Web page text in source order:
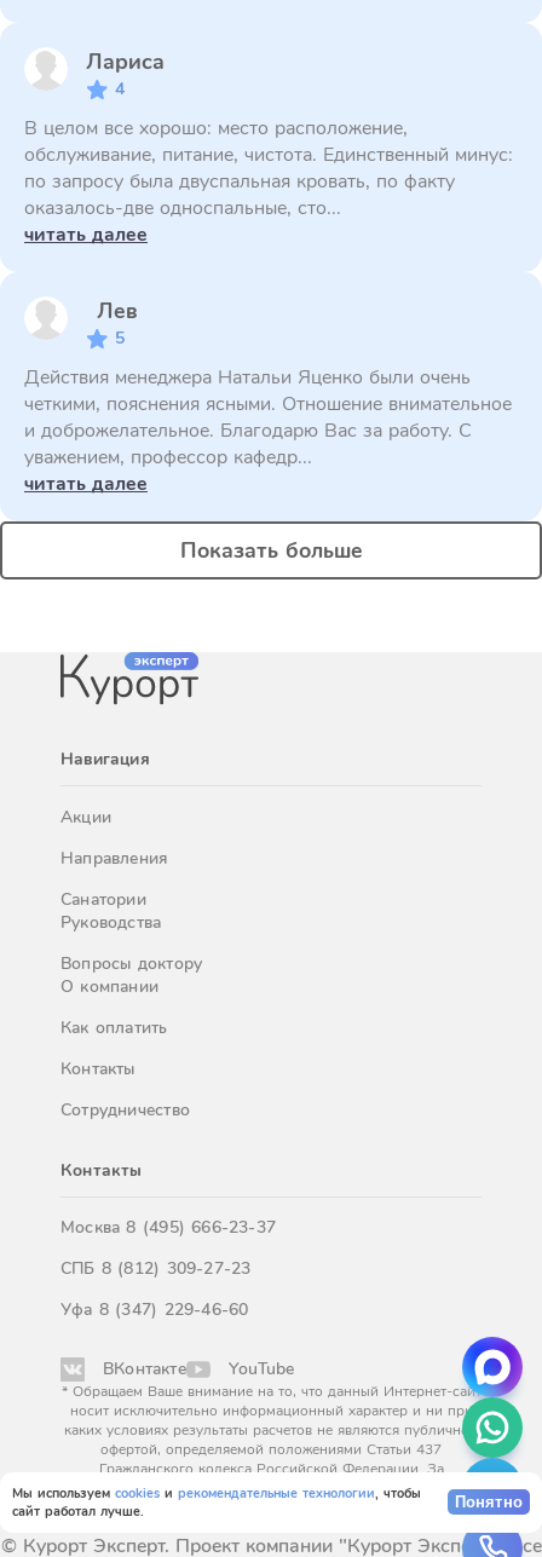
Мы используем cookies и рекомендательные технологии, чтобы
сайт работал лучше.
Понятно
Лариса
4
В целом все хорошо: место расположение,
обслуживание, питание, чистота. Единственный минус:
по запросу была двуспальная кровать, по факту
оказалось-две односпальные, сто...
читать далее
Лев
5
Действия менеджера Натальи Яценко были очень
четкими, пояснения ясными. Отношение внимательное
и доброжелательное. Благодарю Вас за работу. С
уважением, профессор кафедр...
читать далее
Показать больше
Навигация
Акции
Направления
Санатории
Руководства
Вопросы доктору
О компании
Как оплатить
Контакты
Сотрудничество
Контакты
Москва8 (495) 666-23-37
СПБ 8 (812) 309-27-23
Уфа 8 (347) 229-46-60
ВКонтакте YouTube
* Обращаем Ваше внимание на то, что данный Интернет-сайт
носит исключительно информационный характер и ни при
каких условиях результаты расчетов не являются публичной
офертой, определяемой положениями Статьи 437
Гражданского кодекса Российской Федерации. За
окончательным расчетом обращайтесь к нашим менеджерам.
© Курорт Эксперт. Проект компании "Курорт Эксперт". Все